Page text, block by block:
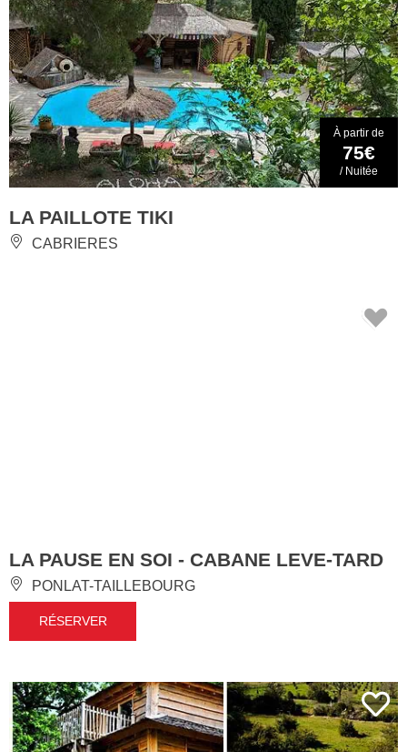
À partir de
75€
/ Nuitée
LA PAILLOTE TIKI
CABRIERES
LA PAUSE EN SOI - CABANE LEVE-TARD
PONLAT-TAILLEBOURG
RÉSERVER